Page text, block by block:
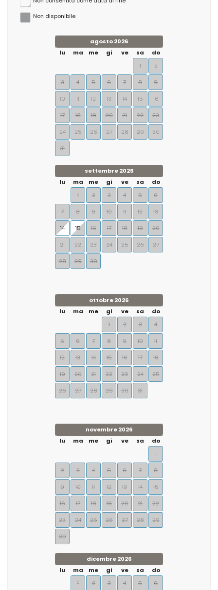
Non disponibile
agosto 2026
lu
ma me gi ve sa
do
1
2
3 4 5 6 7 8 9
10 11 12 13 14 15 16
17 18 19 20 21 22 23
24 25 26 27 28 29 30
31
settembre 2026
lu
ma me gi ve sa
do
1
2 3 4 5 6
7 8 9 10 11 12 13
14 15 16 17 18 19 20
21 22 23 24 25 26 27
28 29 30
ottobre 2026
lu
ma me gi ve sa
do
1
2 3 4
5 6 7 8 9 10 11
12 13 14 15 16 17 18
19 20 21 22 23 24 25
26 27 28 29 30 31
novembre 2026
lu
ma me gi ve sa
do
1
2 3 4 5 6 7 8
9 10 11 12 13 14 15
16 17 18 19 20 21 22
23 24 25 26 27 28 29
30
dicembre 2026
lu
ma me gi ve sa
do
1
2 3 4 5 6